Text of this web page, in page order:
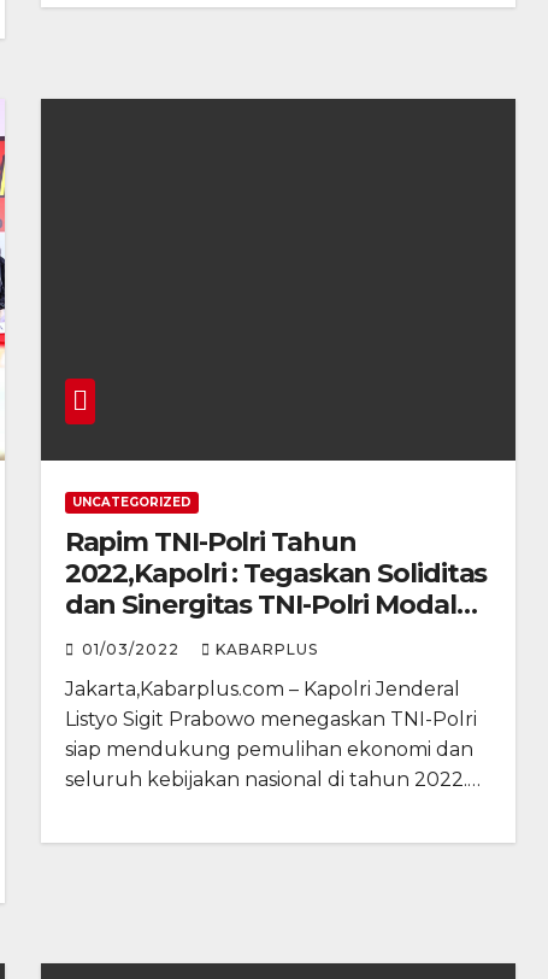
UNCATEGORIZED
Rapim TNI-Polri Tahun
2022,Kapolri : Tegaskan Soliditas
dan Sinergitas TNI-Polri Modal
Kawal Kebijakan Nasional
01/03/2022 KABARPLUS
Jakarta,Kabarplus.com – Kapolri Jenderal
Listyo Sigit Prabowo menegaskan TNI-Polri
siap mendukung pemulihan ekonomi dan
seluruh kebijakan nasional di tahun 2022.…